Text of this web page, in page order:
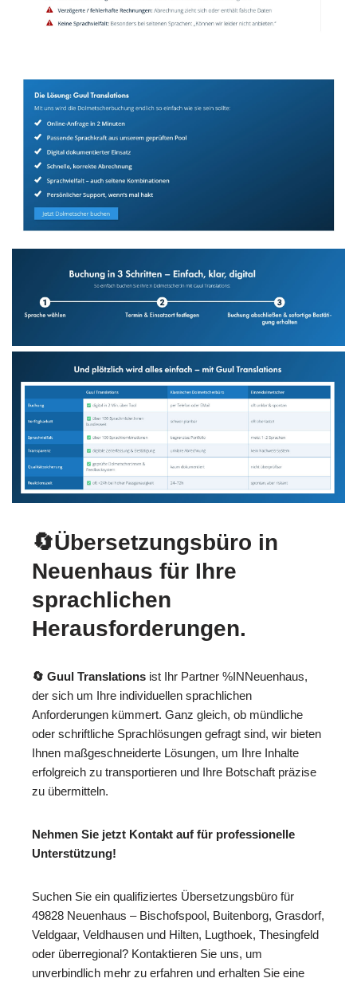
🔄Übersetzungsbüro in
Neuenhaus für Ihre
sprachlichen
Herausforderungen.
🔄 Guul Translations ist Ihr Partner %INNeuenhaus,
der sich um Ihre individuellen sprachlichen
Anforderungen kümmert. Ganz gleich, ob mündliche
oder schriftliche Sprachlösungen gefragt sind, wir bieten
Ihnen maßgeschneiderte Lösungen, um Ihre Inhalte
erfolgreich zu transportieren und Ihre Botschaft präzise
zu übermitteln.
Nehmen Sie jetzt Kontakt auf für professionelle
Unterstützung!
Suchen Sie ein qualifiziertes Übersetzungsbüro für
49828 Neuenhaus – Bischofspool, Buitenborg, Grasdorf,
Veldgaar, Veldhausen und Hilten, Lugthoek, Thesingfeld
oder überregional? Kontaktieren Sie uns, um
unverbindlich mehr zu erfahren und erhalten Sie eine